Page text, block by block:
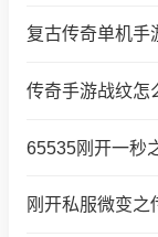
复古传奇单机手
传奇手游战纹怎
65535刚开一秒
刚开私服微变之